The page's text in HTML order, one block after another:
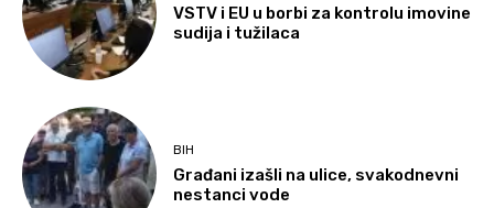
VSTV i EU u borbi za kontrolu imovine
sudija i tužilaca
BIH
Građani izašli na ulice, svakodnevni
nestanci vode